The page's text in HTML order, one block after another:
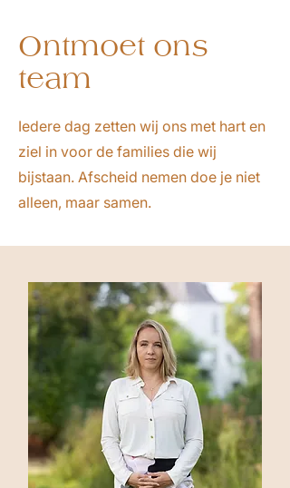
Ontmoet ons
team
Iedere dag zetten wij ons met hart en
ziel in voor de families die wij
bijstaan. Afscheid nemen doe je niet
alleen, maar samen.